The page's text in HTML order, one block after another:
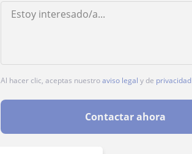
Al hacer clic, aceptas nuestroaviso legal y de privacidad
Contactar ahora